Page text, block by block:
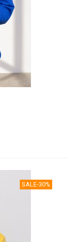
SALE-30%